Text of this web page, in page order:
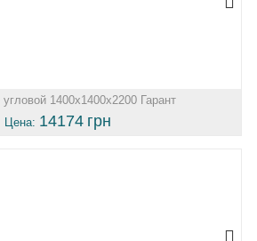
1400х1400х2200 Гарант
Цена: 14174 грн